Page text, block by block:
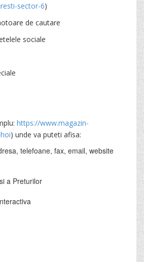
sector-6)
de cautare
sociale
https://www.magazin-
) unde va puteti afisa:
telefoane, fax, email, website
a Preturilor